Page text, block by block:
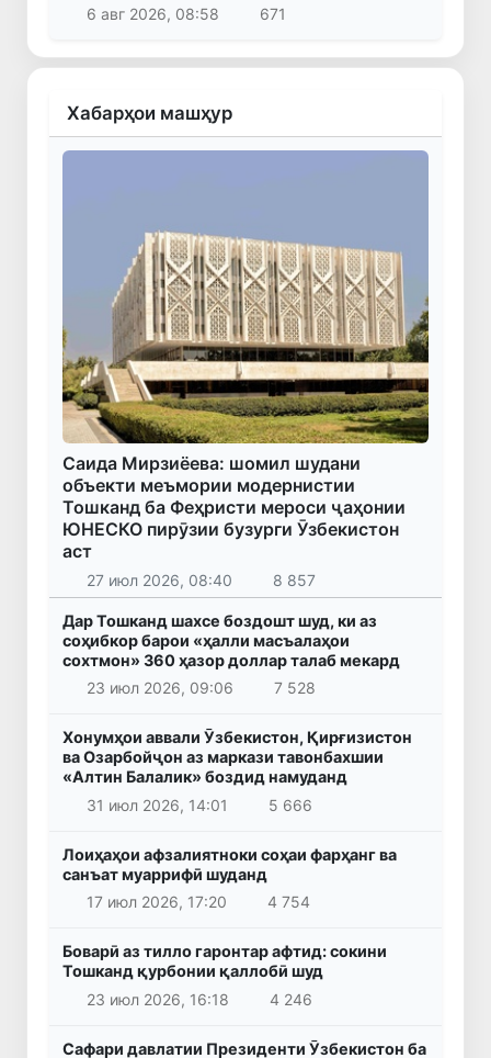
6 авг 2026, 08:58
671
Хабарҳои машҳур
Саида Мирзиёева: шомил шудани
объекти меъмории модернистии
Тошканд ба Феҳристи мероси ҷаҳонии
ЮНЕСКО пирӯзии бузурги Ӯзбекистон
аст
27 июл 2026, 08:40 8 857
Дар Тошканд шахсе боздошт шуд, ки аз
соҳибкор барои «ҳалли масъалаҳои
сохтмон» 360 ҳазор доллар талаб мекард
23 июл 2026, 09:06
7 528
Хонумҳои аввали Ӯзбекистон, Қирғизистон
ва Озарбойҷон аз маркази тавонбахшии
«Алтин Балалик» боздид намуданд
31 июл 2026, 14:01
5 666
Лоиҳаҳои афзалиятноки соҳаи фарҳанг ва
санъат муаррифӣ шуданд
17 июл 2026, 17:20
4 754
Боварӣ аз тилло гаронтар афтид: сокини
Тошканд қурбонии қаллобӣ шуд
23 июл 2026, 16:18
4 246
Сафари давлатии Президенти Ӯзбекистон ба